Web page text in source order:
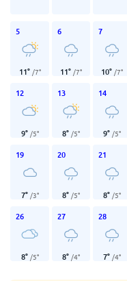
5
11° /7°
6
11° /7°
7
10° /7°
12
9° /5°
13
8° /5°
14
9° /5°
19
7° /3°
20
8° /5°
21
8° /5°
26
8° /5°
27
8° /4°
28
7° /4°